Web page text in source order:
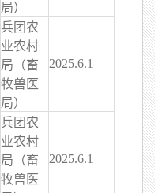
局）
兵团农
业农村
局（畜
牧兽医
局）
2025.6.1
兵团农
业农村
局（畜
牧兽医
2025.6.1